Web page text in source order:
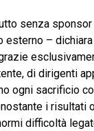
senza
esterno –
di dirigenti
ogni sacrificio
i risultati
difficoltà